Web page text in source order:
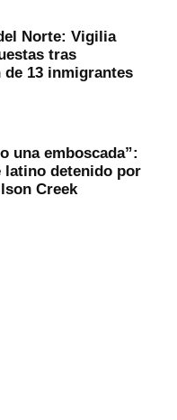
Norte: Vigilia
tras
de 13 inmigrantes
una emboscada”:
latino detenido por
Creek